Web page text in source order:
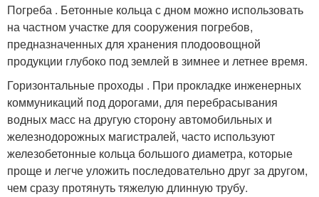
Погреба . Бетонные кольца с дном можно использовать
на частном участке для сооружения погребов,
предназначенных для хранения плодоовощной
продукции глубоко под землей в зимнее и летнее время.
Горизонтальные проходы . При прокладке инженерных
коммуникаций под дорогами, для перебрасывания
водных масс на другую сторону автомобильных и
железнодорожных магистралей, часто используют
железобетонные кольца большого диаметра, которые
проще и легче уложить последовательно друг за другом,
чем сразу протянуть тяжелую длинную трубу.